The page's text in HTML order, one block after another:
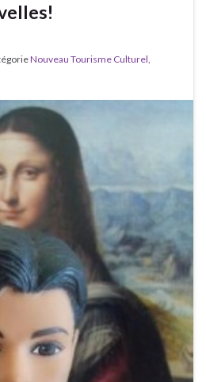
Nouveau Tourisme Culturel,